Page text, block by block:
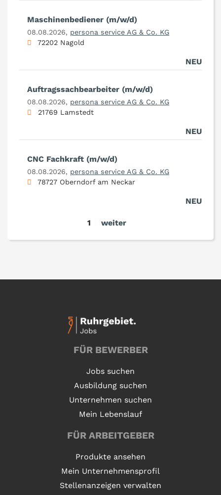
Maschinenbediener (m/w/d)
08.08.2026, persona service AG & Co. KG
72202 Nagold
NEU
Auftragssachbearbeiter (m/w/d)
08.08.2026, persona service AG & Co. KG
21769 Lamstedt
NEU
CNC Fachkraft (m/w/d)
08.08.2026, persona service AG & Co. KG
78727 Oberndorf am Neckar
NEU
1 weiter
FÜR BEWERBER
Jobs suchen
Ausbildung suchen
Unternehmen suchen
Mein Lebenslauf
FÜR ARBEITGEBER
Produkte ansehen
Mein Unternehmensprofil
Stellenanzeigen verwalten